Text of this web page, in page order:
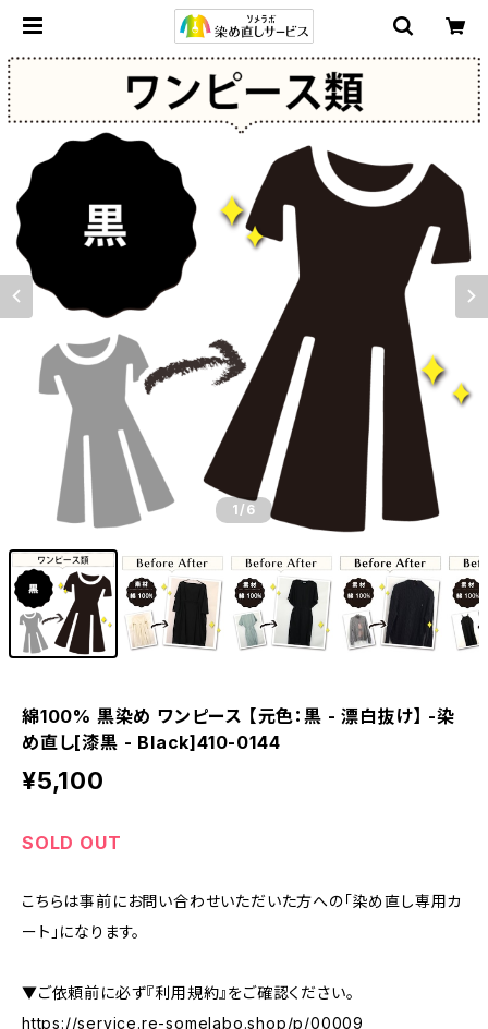
1 /6
綿100% 黒染め ワンピース 【元色：黒 - 漂白抜け】 -染
め直し[漆黒 - Black]410-0144
¥5,100
SOLD OUT
こちらは事前にお問い合わせいただいた方への「染め直し専用カ
ート」になります。
▼ご依頼前に必ず『利用規約』をご確認ください。
https://service.re-somelabo.shop/p/00009